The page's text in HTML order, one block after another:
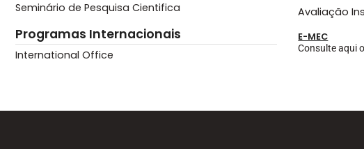
Seminário de Pesquisa Cientifica
Programas Internacionais
International Office
Avaliação
E-MEC
Consulte aqui